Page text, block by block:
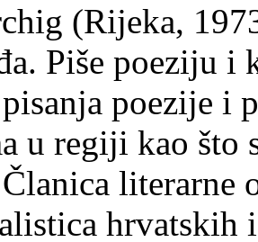
(Rijeka,
Piše poeziju i
poezije i
u regiji kao što
literarne
hrvatskih